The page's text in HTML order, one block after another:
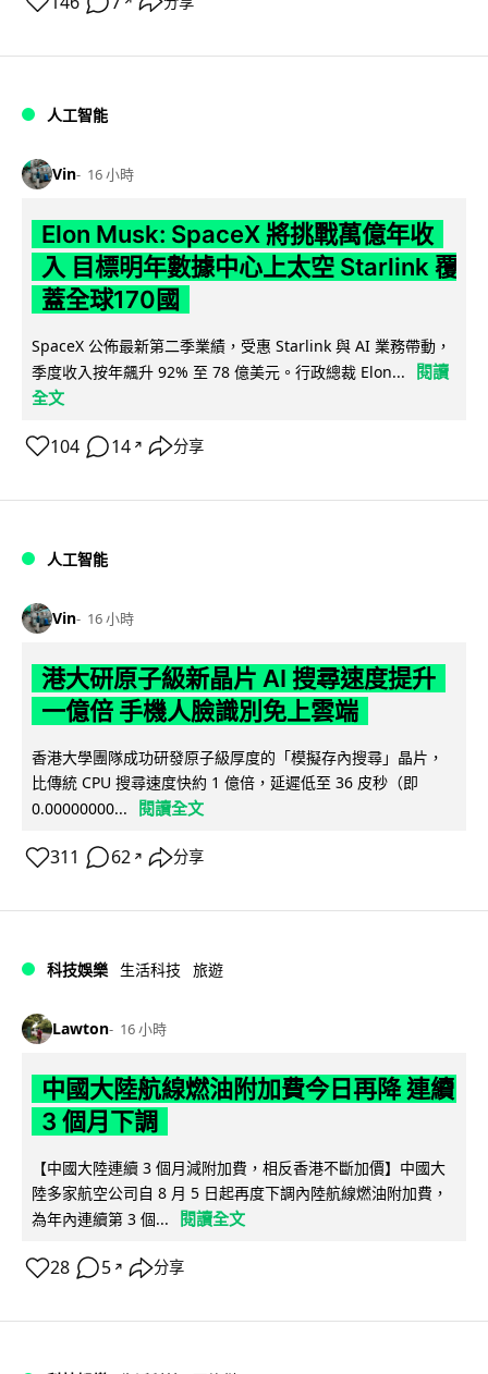
人工智能
Vin 16 小時
Elon Musk: SpaceX 將挑戰萬億年收
入 目標明年數據中心上太空 Starlink 覆
蓋全球170國
SpaceX 公佈最新第二季業績，受惠 Starlink 與 AI 業務帶動，
季度收入按年飆升 92% 至 78 億美元。行政總裁 Elon...
閱讀
全文
104 14 ↗ 分享
人工智能
Vin 16 小時
港大研原子級新晶片 AI 搜尋速度提升
一億倍 手機人臉識別免上雲端
香港大學團隊成功研發原子級厚度的「模擬存內搜尋」晶片，
比傳統 CPU 搜尋速度快約 1 億倍，延遲低至 36 皮秒（即
0.00000000...
閱讀全文
311 62 ↗ 分享
科技娛樂 生活科技 旅遊
Lawton 16 小時
中國大陸航線燃油附加費今日再降 連續
3 個月下調
【中國大陸連續 3 個月減附加費，相反香港不斷加價】中國大
陸多家航空公司自 8 月 5 日起再度下調內陸航線燃油附加費，
為年內連續第 3 個...
閱讀全文
28 5 ↗ 分享